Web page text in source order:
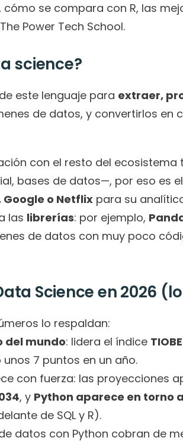
se compara con R, las
Power Tech School.
science?
este lenguaje para extraer,
de datos, y convertirlos en
con el resto del
bases de datos—, por eso es
Google o Netflix para su
las librerías: por ejemplo,
de datos con muy poco
Science en 2026
lo respaldan:
del mundo: lidera el índice
7 puntos en un año.
, y Python aparece en torno
de SQL y R).